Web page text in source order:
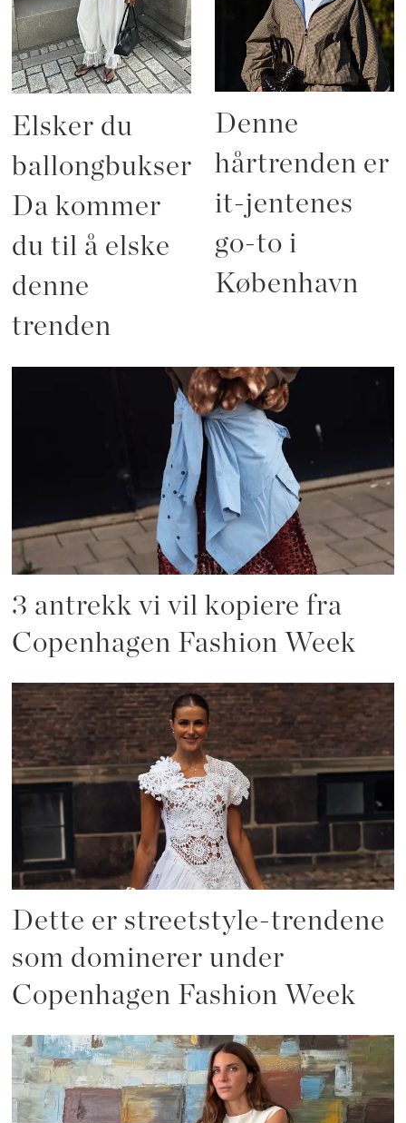
Elsker du
ballongbukser?
Da kommer
du til å elske
denne
trenden
Denne
hårtrenden er
it-jentenes
go-to i
København
3 antrekk vi vil kopiere fra
Copenhagen Fashion Week
Dette er streetstyle-trendene
som dominerer under
Copenhagen Fashion Week